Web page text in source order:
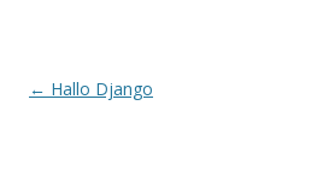
Post
← Hallo Django